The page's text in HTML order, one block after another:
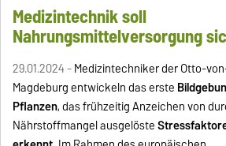
Medizintechnik soll
Nahrungsmittelversorgung
29.01.2024 -Medizintechniker der Otto-
Magdeburg entwickeln das erste
Pflanzen, das frühzeitig Anzeichen von
Nährstoffmangel ausgelöste